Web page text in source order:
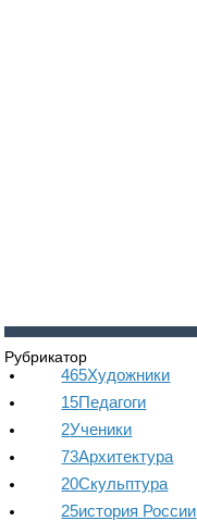
Рубрикатор
465Художники
15Педагоги
2Ученики
73Архитектура
20Скульптура
25история России